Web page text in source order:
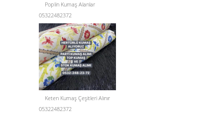
Poplin Kumaş Alanlar
05322482372
Keten Kumaş Çeşitleri Alınır
05322482372